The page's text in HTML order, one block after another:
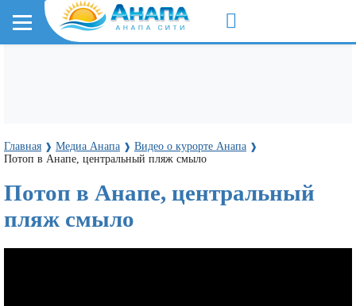
Главная ❱ Медиа Анапа ❱ Видео о курорте Анапа ❱
Потоп в Анапе, центральный пляж смыло
Потоп в Анапе, центральный
пляж смыло